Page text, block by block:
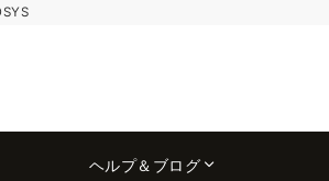
ヘルプ＆ブログ